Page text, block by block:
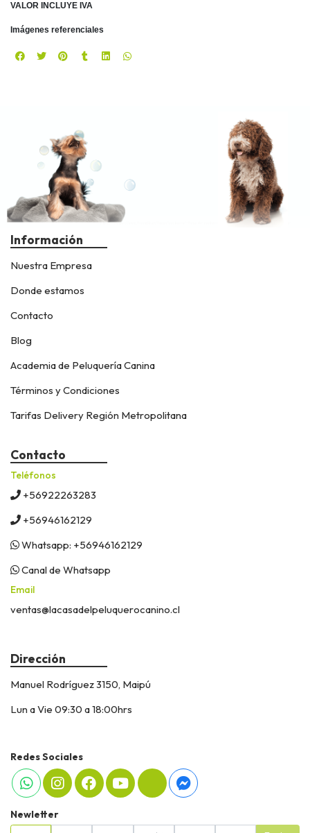
VALOR INCLUYE IVA
Imágenes referenciales
Información
Nuestra Empresa
Donde estamos
Contacto
Blog
Academia de Peluquería Canina
Términos y Condiciones
Tarifas Delivery Región Metropolitana
Contacto
Teléfonos
+56922263283
+56946162129
Whatsapp: +56946162129
Canal de Whatsapp
Email
ventas@lacasadelpeluquerocanino.cl
Dirección
Manuel Rodríguez 3150, Maipú
Lun a Vie 09:30 a 18:00hrs
Redes Sociales
Newletter